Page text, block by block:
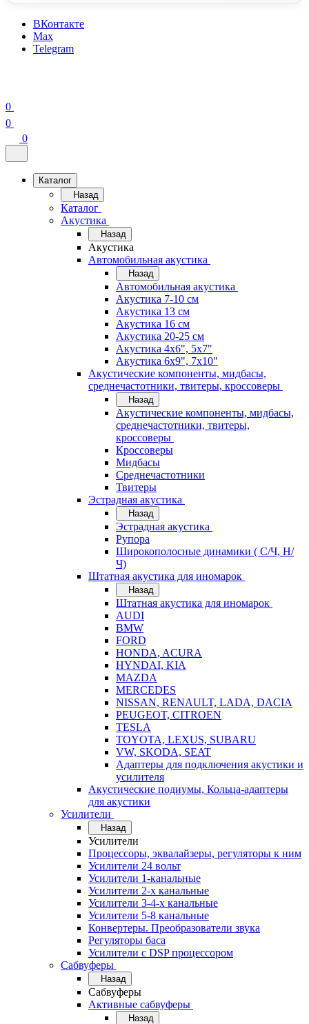
ВКонтакте
Max
Telegram
0
0
0
Каталог
Назад
Каталог
Акустика
Назад
Акустика
Автомобильная акустика
Назад
Автомобильная акустика
Акустика 7-10 см
Акустика 13 см
Акустика 16 см
Акустика 20-25 см
Акустика 4х6", 5х7"
Акустика 6х9", 7х10"
Акустические компоненты, мидбасы,
среднечастотники, твитеры, кроссоверы
Назад
Акустические компоненты, мидбасы,
среднечастотники, твитеры,
кроссоверы
Кроссоверы
Мидбасы
Среднечастотники
Твитеры
Эстрадная акустика
Назад
Эстрадная акустика
Рупора
Широкополосные динамики ( С/Ч, Н/
Ч)
Штатная акустика для иномарок
Назад
Штатная акустика для иномарок
AUDI
BMW
FORD
HONDA, ACURA
HYNDAI, KIA
MAZDA
MERCEDES
NISSAN, RENAULT, LADA, DACIA
PEUGEOT, CITROEN
TESLA
TOYOTA, LEXUS, SUBARU
VW, SKODA, SEAT
Адаптеры для подключения акустики и
усилителя
Акустические подиумы, Кольца-адаптеры
для акустики
Усилители
Назад
Усилители
Процессоры, эквалайзеры, регуляторы к ним
Усилители 24 вольт
Усилители 1-канальные
Усилители 2-х канальные
Усилители 3-4-х канальные
Усилители 5-8 канальные
Конвертеры. Преобразователи звука
Регуляторы баса
Усилители с DSP процессором
Сабвуферы
Назад
Сабвуферы
Активные сабвуферы
Назад